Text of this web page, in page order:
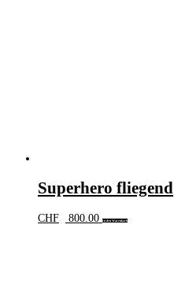
Superhero fliegend
CHF 800.00 In den Warenkorb